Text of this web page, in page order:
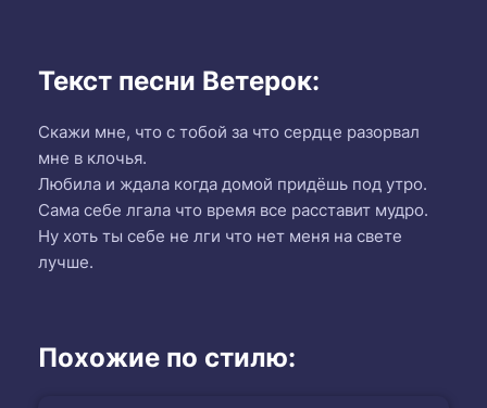
Текст песни Ветерок:
Скажи мне, что с тобой за что сердце разорвал
мне в клочья.
Любила и ждала когда домой придёшь под утро.
Сама себе лгала что время все расставит мудро.
Ну хоть ты себе не лги что нет меня на свете
лучше.
Похожие по стилю: